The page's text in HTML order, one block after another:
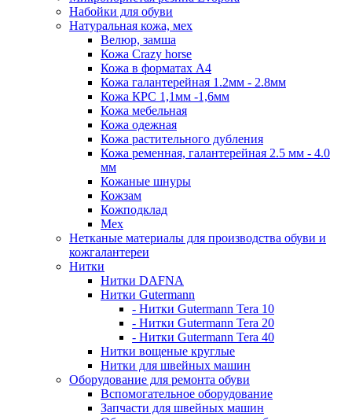
Набойки для обуви
Натуральная кожа, мех
Велюр, замша
Кожа Crazy horse
Кожа в форматах А4
Кожа галантерейная 1.2мм - 2.8мм
Кожа КРС 1,1мм -1,6мм
Кожа мебельная
Кожа одежная
Кожа растительного дубления
Кожа ременная, галантерейная 2.5 мм - 4.0
мм
Кожаные шнуры
Кожзам
Кожподклад
Мех
Нетканые материалы для производства обуви и
кожгалантереи
Нитки
Нитки DAFNA
Нитки Gutermann
- Нитки Gutermann Tera 10
- Нитки Gutermann Tera 20
- Нитки Gutermann Tera 40
Нитки вощеные круглые
Нитки для швейных машин
Оборудование для ремонта обуви
Вспомогательное оборудование
Запчасти для швейных машин